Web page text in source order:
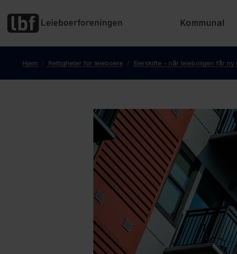
Kommunal
Hjem Rettigheter for leieboere Eierskifte - når leieboligen får ny